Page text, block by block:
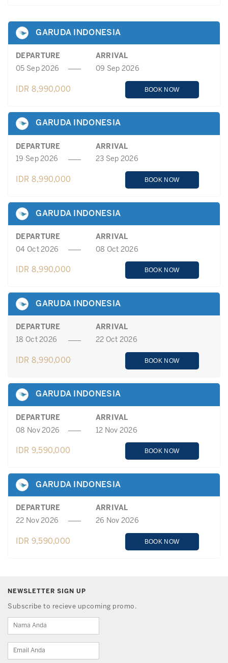
GARUDA INDONESIA
DEPARTURE
ARRIVAL
05 Sep 2026
09 Sep 2026
IDR 8,990,000 BOOK NOW
GARUDA INDONESIA
DEPARTURE
ARRIVAL
19 Sep 2026
23 Sep 2026
IDR 8,990,000 BOOK NOW
GARUDA INDONESIA
DEPARTURE
ARRIVAL
04 Oct 2026
08 Oct 2026
IDR 8,990,000 BOOK NOW
GARUDA INDONESIA
DEPARTURE
ARRIVAL
18 Oct 2026
22 Oct 2026
IDR 8,990,000 BOOK NOW
GARUDA INDONESIA
DEPARTURE
ARRIVAL
08 Nov 2026
12 Nov 2026
IDR 9,590,000 BOOK NOW
GARUDA INDONESIA
DEPARTURE
ARRIVAL
22 Nov 2026
26 Nov 2026
IDR 9,590,000 BOOK NOW
NEWSLETTER SIGN UP
Subscribe to recieve upcoming promo.